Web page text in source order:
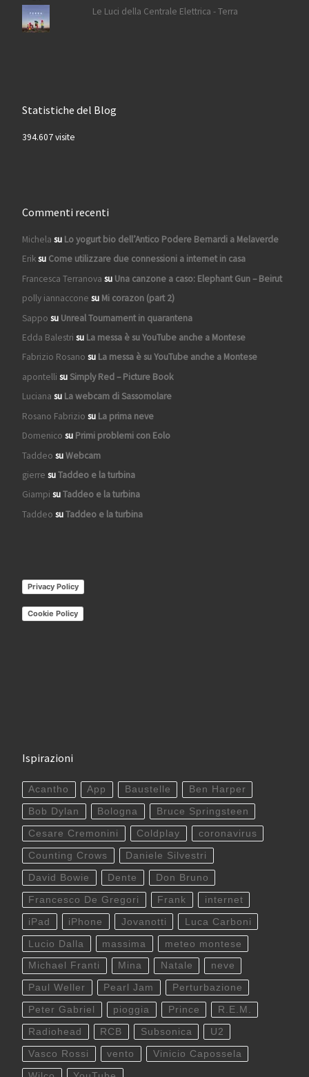
Le Luci della Centrale Elettrica - Terra
Statistiche del Blog
394.607 visite
Commenti recenti
Michela su Lo yogurt bio dell’Antico Podere Bernardi a Melaverde
Eriksu Come utilizzare due connessioni a internet in casa
Francesca Terranova su Una canzone a caso: Elephant Gun – Beirut
polly iannaccone su Mi corazon (part 2)
Sappo su Unreal Tournament in quarantena
Edda Balestri su La messa è su YouTube anche a Montese
Fabrizio Rosano su La messa è su YouTube anche a Montese
apontelli suSimply Red – Picture Book
Luciana su La webcam di Sassomolare
Rosano Fabrizio su La prima neve
Domenico su Primi problemi con Eolo
Taddeo suWebcam
gierre suTaddeo e la turbina
Giampi suTaddeo e la turbina
Taddeo suTaddeo e la turbina
Privacy Policy
Cookie Policy
Ispirazioni
Acantho App Baustelle Ben Harper
Bob Dylan Bologna Bruce Springsteen
Cesare Cremonini Coldplay coronavirus
Counting Crows Daniele Silvestri
David Bowie Dente Don Bruno
Francesco De Gregori Frank internet
iPad iPhone Jovanotti Luca Carboni
Lucio Dalla massima meteo montese
Michael Franti Mina Natale neve
Paul Weller Pearl Jam Perturbazione
Peter Gabriel pioggia Prince R.E.M.
Radiohead RCB Subsonica U2
Vasco Rossi vento Vinicio Capossela